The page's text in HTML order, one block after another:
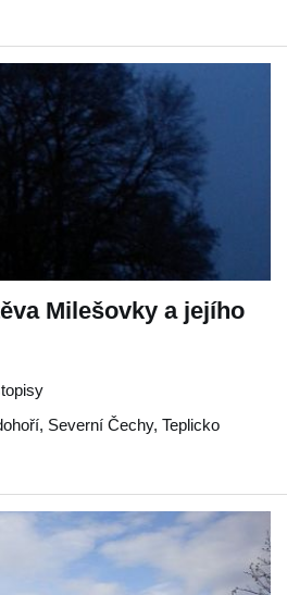
Milešovky a jejího
, Severní Čechy, Teplicko